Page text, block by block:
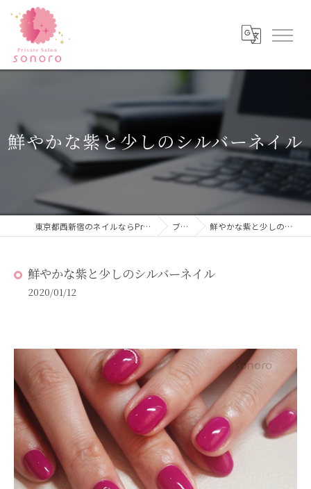
鮮やかな紫と少しのシルバーネイル
東京都西新宿のネイルならPrivateSalon sonoro ブログ 鮮やかな紫と少しのシルバーネイル
鮮やかな紫と少しのシルバーネイル
2020/01/12